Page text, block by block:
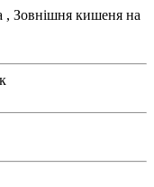
, Зовнішня кишеня на